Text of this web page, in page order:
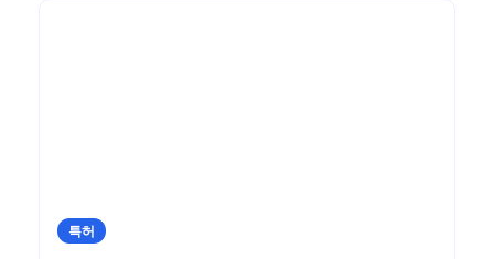
특허